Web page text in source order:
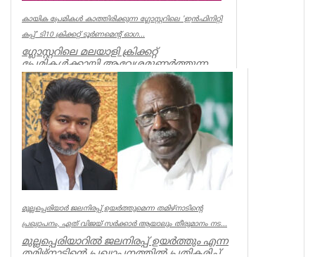
കായിക പ്രേമികള്‍ കാത്തിരിക്കുന്ന ഗ്ലോസ്റ്ററിലെ 'ഇന്‍ഫിനിറ്റി
കപ്പ്' ടി10 ക്രിക്കറ്റ് ടൂര്‍ണമെന്റ് ഓഗ...
ഗ്ലോസ്റ്ററിലെ മലയാളി ക്രിക്കറ്റ്
പ്രേമികള്‍ക്കായി ആവേശമുണര്‍ത്തുന്ന
'ഇന്‍ഫിനിറ്റി കപ്പ് - സീസണ്‍ 3'...
Associations
മുല്ലപ്പെരിയാർ ജലനിരപ്പ് ഉയർത്തുമെന്ന തമിഴ്നാടിന്റെ
പ്രഖ്യാപനം, ഏത് വിജയ് സർക്കാർ ആയാലും തീരുമാനം നട...
മുല്ലപ്പെരിയാറിൽ ജലനിരപ്പ് ഉയർത്തും എന്ന
തമിഴ്നാടിന്റെ പ്രഖ്യാപനത്തിൽ പ്രതികരിച്ച്